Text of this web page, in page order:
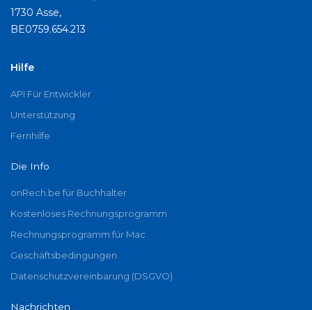
1730 Asse,
BE0759.654.213
Hilfe
API Für Entwickler
Unterstützung
Fernhilfe
Die Info
onRech.be für Buchhalter
Kostenloses Rechnungsprogramm
Rechnungsprogramm für Mac
Geschäftsbedingungen
Datenschutzvereinbarung (DSGVO)
Nachrichten